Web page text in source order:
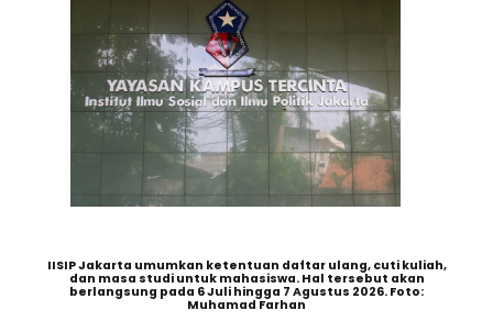
IISIP Jakarta umumkan ketentuan daftar ulang, cuti kuliah,
dan masa studi untuk mahasiswa. Hal tersebut akan
berlangsung pada 6 Juli hingga 7 Agustus 2026. Foto:
Muhamad Farhan